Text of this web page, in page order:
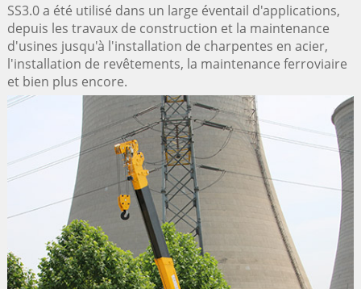
SS3.0 a été utilisé dans un large éventail d'applications,
depuis les travaux de construction et la maintenance
d'usines jusqu'à l'installation de charpentes en acier,
l'installation de revêtements, la maintenance ferroviaire
et bien plus encore.